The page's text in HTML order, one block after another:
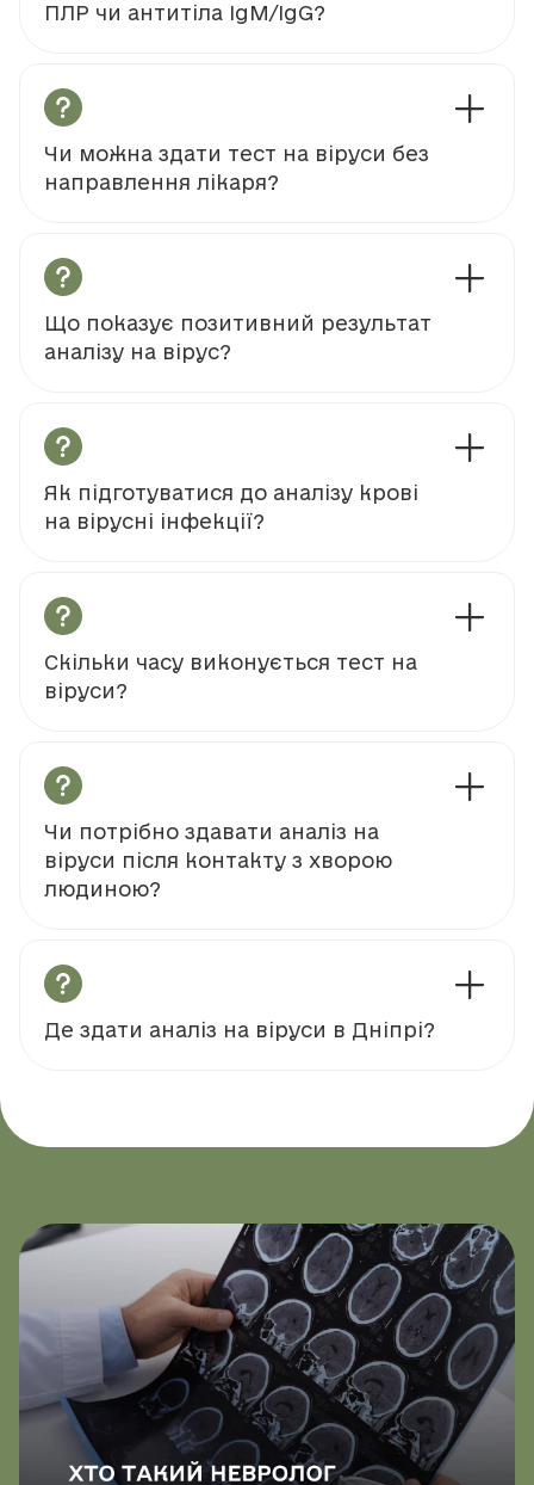
ПЛР чи антитіла IgM/IgG?
Чи можна здати тест на віруси без
направлення лікаря?
Що показує позитивний результат
аналізу на вірус?
Як підготуватися до аналізу крові
на вірусні інфекції?
Скільки часу виконується тест на
віруси?
Чи потрібно здавати аналіз на
віруси після контакту з хворою
людиною?
Де здати аналіз на віруси в Дніпрі?